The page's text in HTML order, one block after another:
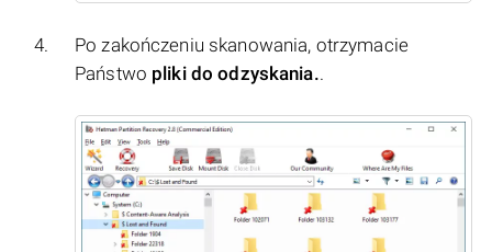
Po zakończeniu skanowania, otrzymacie
Państwo pliki do odzyskania..